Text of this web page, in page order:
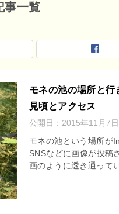
事一覧
モネの池の場所と
見頃とアクセス
公開日： 2015年11月7日
モネの池という場所が
SNSなどに画像が投稿
画のように透き通って